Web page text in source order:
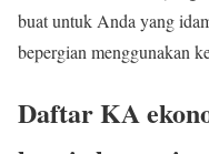
buat untuk Anda yang
bepergian menggunakan
Daftar KA